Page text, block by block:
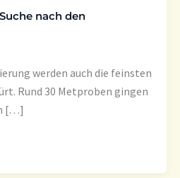
nach den
werden auch die feinsten
Rund 30 Metproben gingen
[…]